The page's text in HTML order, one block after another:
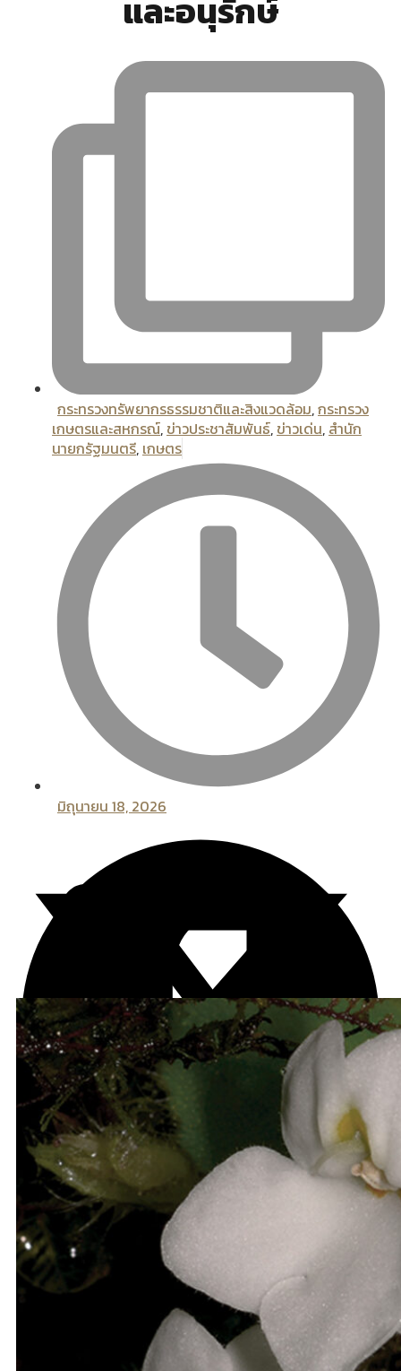
และอนุรักษ์
กระทรวงทรัพยากรธรรมชาติและสิงแวดล้อม,กระทรวง
เกษตรและสหกรณ์, ข่าวประชาสัมพันธ์, ข่าวเด่น, สํานัก
นายกรัฐมนตรี, เกษตร
มิถุนายน 18, 2026